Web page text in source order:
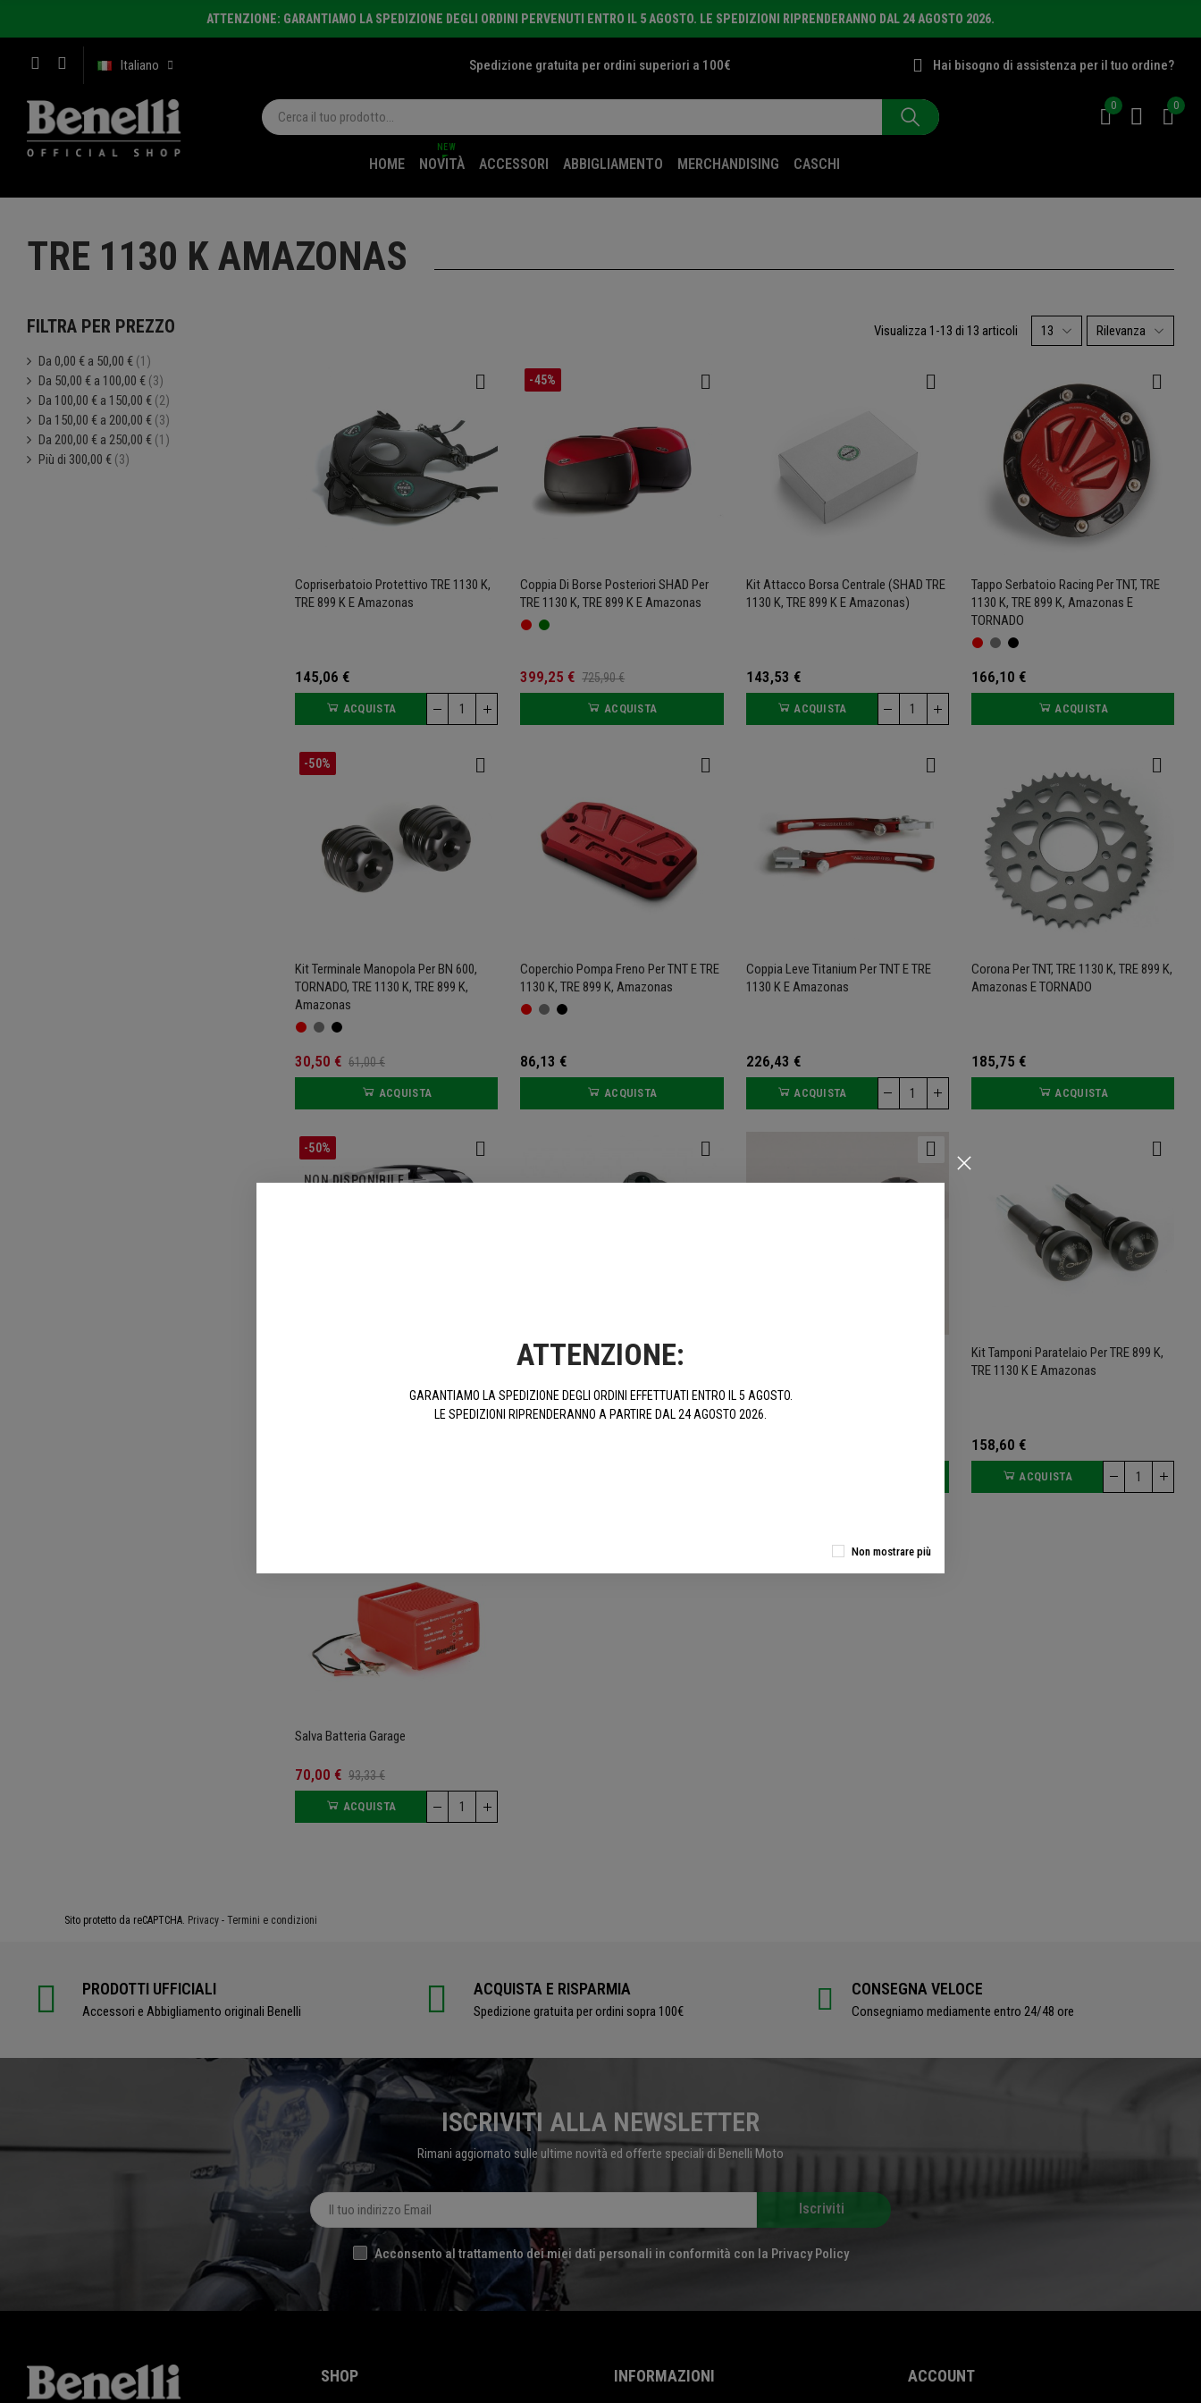
ATTENZIONE: GARANTIAMO LA SPEDIZIONE DEGLI ORDINI PERVENUTI ENTRO IL 5 AGOSTO. LE SPEDIZIONI RIPRENDERANNO DAL 24 AGOSTO 2026.
Italiano Spedizione gratuita per ordini superiori a 100€ Hai bisogno di assistenza per il tuo ordine?
HOME NOVITÀ
NEW
ACCESSORI ABBIGLIAMENTO MERCHANDISING CASCHI
0 0
TRE 1130 K AMAZONAS
FILTRA PER PREZZO
Da 0,00 € a 50,00 € (1)
Da 50,00 € a 100,00 € (3)
Da 100,00 € a 150,00 € (2)
Da 150,00 € a 200,00 € (3)
Da 200,00 € a 250,00 € (1)
Più di 300,00 € (3)
Visualizza 1-13 di 13 articoli 13 Rilevanza
Copriserbatoio Protettivo TRE 1130 K,
TRE 899 K E Amazonas
145,06 €
ACQUISTA
-45%
Coppia Di Borse Posteriori SHAD Per
TRE 1130 K, TRE 899 K E Amazonas
399,25 € 725,90 €
ACQUISTA
Kit Attacco Borsa Centrale (SHAD TRE
1130 K, TRE 899 K E Amazonas)
143,53 €
ACQUISTA
Tappo Serbatoio Racing Per TNT, TRE
1130 K, TRE 899 K, Amazonas E
TORNADO
166,10 €
ACQUISTA
-50%
Kit Terminale Manopola Per BN 600,
TORNADO, TRE 1130 K, TRE 899 K,
Amazonas
30,50 € 61,00 €
ACQUISTA
Coperchio Pompa Freno Per TNT E TRE
1130 K, TRE 899 K, Amazonas
86,13 €
ACQUISTA
Coppia Leve Titanium Per TNT E TRE
1130 K E Amazonas
226,43 €
ACQUISTA
Corona Per TNT, TRE 1130 K, TRE 899 K,
Amazonas E TORNADO
185,75 €
ACQUISTA
NON DISPONIBILE
-50%
Comando Gas Rapido ERGAL Per TNT,
TRE 1130 K, TRE 899 K, Amazonas E
TORNADO
899 K, Amazonas E TORNADO
Kit Tamponi Paratelaio Per TRE 899 K,
TRE 1130 K E Amazonas
158,60 €
ACQUISTA
Salva Batteria Garage
70,00 € 93,33 €
ACQUISTA
Sito protetto da reCAPTCHA. Privacy - Termini e condizioni
PRODOTTI UFFICIALI
Accessori e Abbigliamento originali Benelli
ACQUISTA E RISPARMIA
Spedizione gratuita per ordini sopra 100€
CONSEGNA VELOCE
Consegniamo mediamente entro 24/48 ore
ISCRIVITI ALLA NEWSLETTER
Rimani aggiornato sulle ultime novità ed offerte speciali di Benelli Moto
Iscriviti
Acconsento al trattamento dei miei dati personali in conformità con la Privacy Policy
SHOP INFORMAZIONI ACCOUNT
ATTENZIONE:
GARANTIAMO LA SPEDIZIONE DEGLI ORDINI EFFETTUATI ENTRO IL 5 AGOSTO.
LE SPEDIZIONI RIPRENDERANNO A PARTIRE DAL 24 AGOSTO 2026.
Non mostrare più